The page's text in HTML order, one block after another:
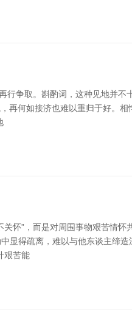
行争取。斟酌词，这种见地并不
再何如接济也难以重归于好。
怀”，而是对周围事物艰苦情怀
显得疏离，难以与他东谈主缔造
艰苦能